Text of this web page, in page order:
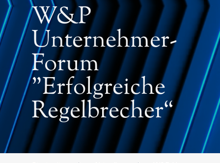
W&P
Unternehmer-
Forum
"Erfolgreiche
Regelbrecher“